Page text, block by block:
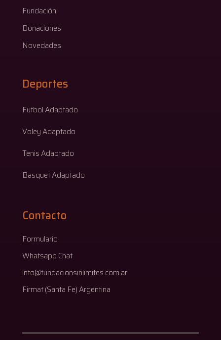
Fundación
Donaciones
Novedades
Deportes
Futbol Adaptado
Voley Adaptado
Tenis Adaptado
Basquet Adaptado
Contacto
Formulario
Whatsapp Chat
info@fundacionsinlimites.com.ar
Firmat (Santa Fe) Argentina